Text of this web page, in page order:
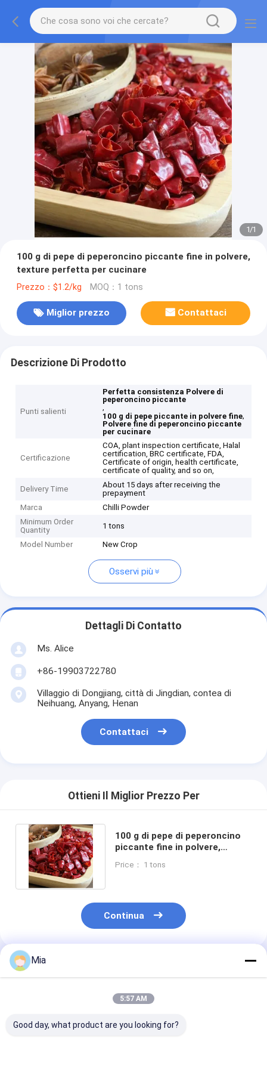
1/1
100 g di pepe di peperoncino piccante fine in polvere,
texture perfetta per cucinare
Prezzo：$1.2/kg MOQ：1 tons
Miglior prezzo Contattaci
Descrizione Di Prodotto
Punti salienti
Perfetta consistenza Polvere di
peperoncino piccante
,
100 g di pepe piccante in polvere fine,
Polvere fine di peperoncino piccante
per cucinare
Certificazione
COA, plant inspection certificate, Halal
certification, BRC certificate, FDA,
Certificate of origin, health certificate,
certificate of quality, and so on,
Delivery Time
About 15 days after receiving the
prepayment
Marca
Chilli Powder
Minimum Order
Quantity
1 tons
Model Number New Crop
Osservi più
Dettagli Di Contatto
Ms. Alice
+86-19903722780
Villaggio di Dongjiang, città di Jingdian, contea di
Neihuang, Anyang, Henan
Contattaci
Ottieni Il Miglior Prezzo Per
100 g di pepe di peperoncino
piccante fine in polvere,
Price： 1 tons
Continua
Prodotti Raccomandati
Mia
5:57 AM
Good day, what product are you looking for?